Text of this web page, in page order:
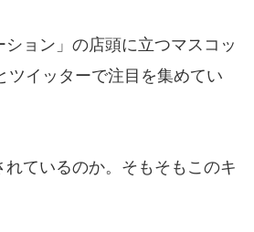
ョン」の店頭に立つマスコッ
ツイッターで注目を集めてい
ているのか。そもそもこのキ